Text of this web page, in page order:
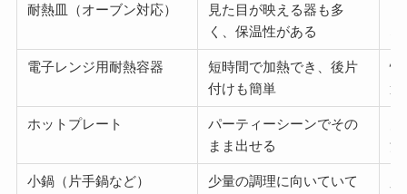
耐熱皿（オーブン対応）
見た目が映える器も多
く、保温性がある
電子レンジ用耐熱容器
短時間で加熱でき、後片
付けも簡単
忙
適
ホットプレート
パーティーシーンでその
まま出せる
法
小鍋（片手鍋など） 少量の調理に向いていて